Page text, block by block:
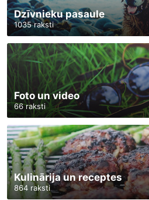
Dzīvnieku pasaule
1035raksti
Foto un video
66raksti
Kulinārija un receptes
864 raksti